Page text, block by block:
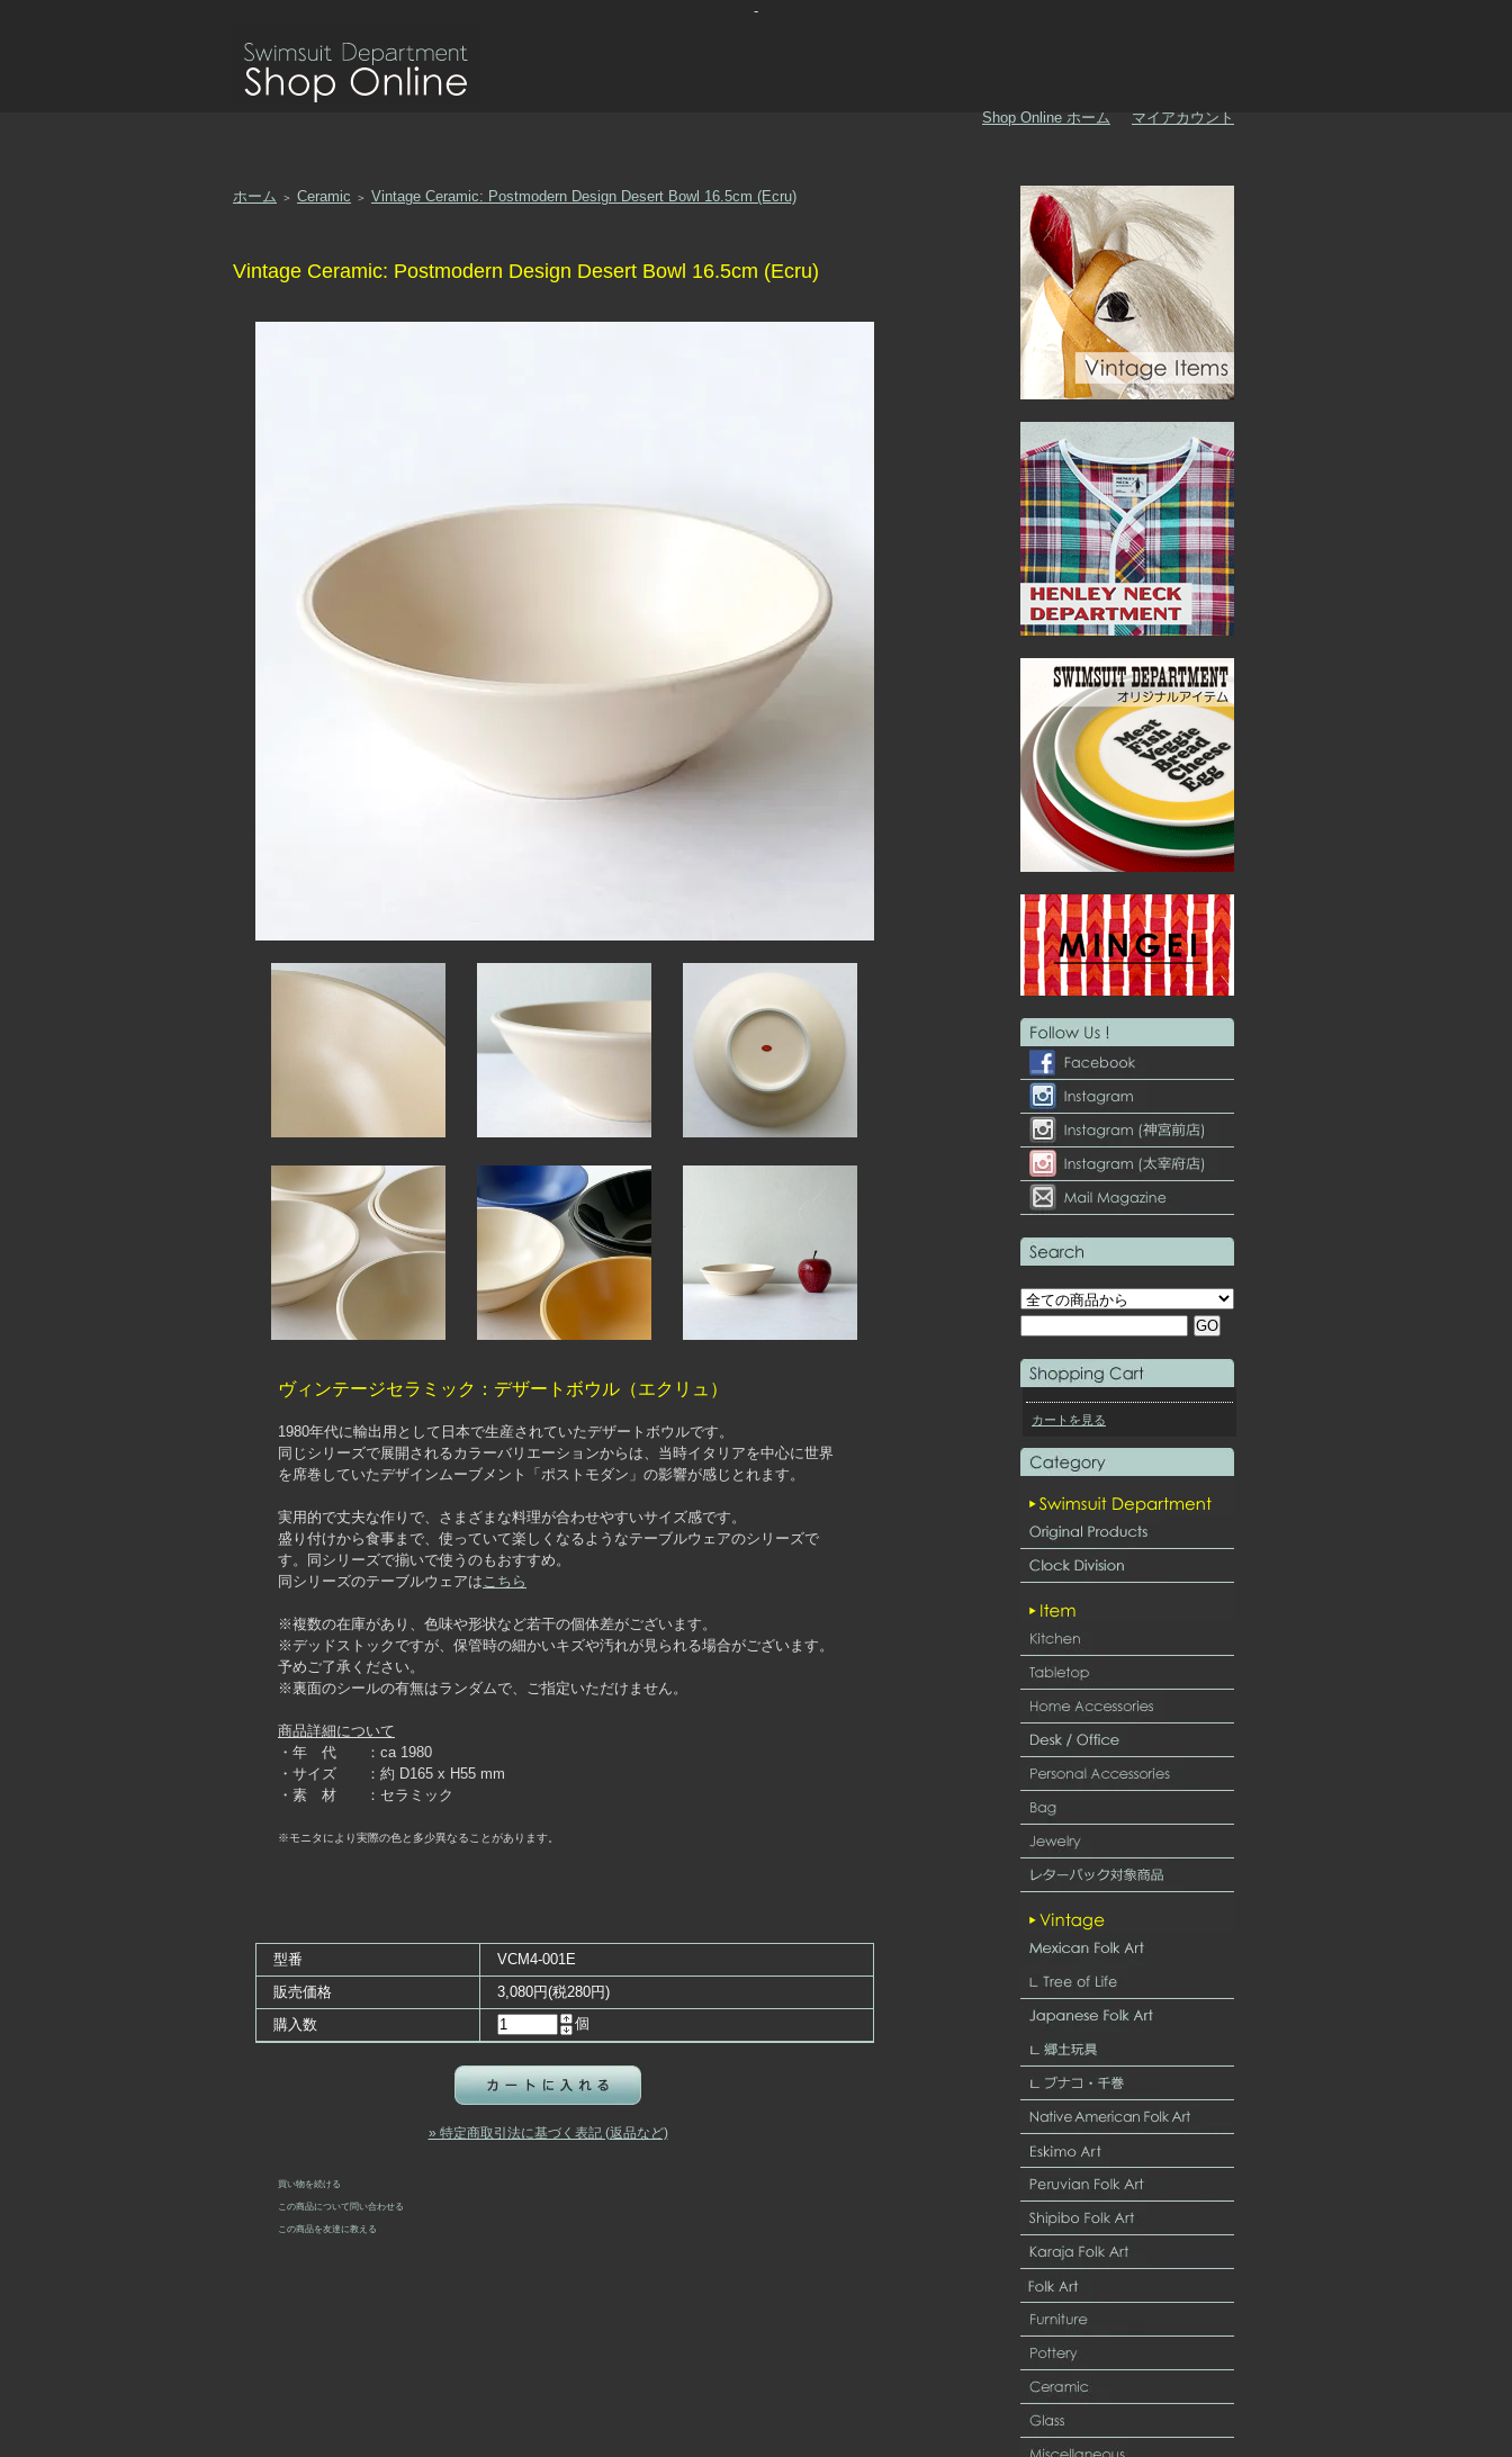
-
Shop Online ホーム マイアカウント
ホーム ＞ Ceramic ＞ Vintage Ceramic: Postmodern Design Desert Bowl 16.5cm (Ecru)
Vintage Ceramic: Postmodern Design Desert Bowl 16.5cm (Ecru)
ヴィンテージセラミック：デザートボウル（エクリュ）
1980年代に輸出用として日本で生産されていたデザートボウルです。
同じシリーズで展開されるカラーバリエーションからは、当時イタリアを中心に世界
を席巻していたデザインムーブメント「ポストモダン」の影響が感じとれます。
実用的で丈夫な作りで、さまざまな料理が合わせやすいサイズ感です。
盛り付けから食事まで、使っていて楽しくなるようなテーブルウェアのシリーズで
す。同シリーズで揃いで使うのもおすすめ。
同シリーズのテーブルウェアはこちら
※複数の在庫があり、色味や形状など若干の個体差がございます。
※デッドストックですが、保管時の細かいキズや汚れが見られる場合がございます。
予めご了承ください。
※裏面のシールの有無はランダムで、ご指定いただけません。
商品詳細について
・年 代 ：ca 1980
・サイズ ：約 D165 x H55 mm
・素 材 ：セラミック
※モニタにより実際の色と多少異なることがあります。
型番
VCM4-001E
販売価格
3,080円(税280円)
購入数
個
» 特定商取引法に基づく表記 (返品など)
買い物を続ける
この商品について問い合わせる
この商品を友達に教える
カートを見る